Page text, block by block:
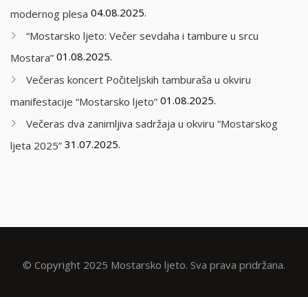
modernog plesa 04.08.2025.
“Mostarsko ljeto: Večer sevdaha i tambure u srcu
Mostara” 01.08.2025.
Večeras koncert Počiteljskih tamburaša u okviru
manifestacije “Mostarsko ljeto” 01.08.2025.
Večeras dva zanimljiva sadržaja u okviru “Mostarskog
ljeta 2025” 31.07.2025.
© Copyright 2025 Mostarsko ljeto. Sva prava pridržana.